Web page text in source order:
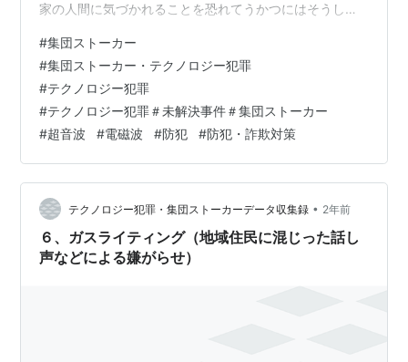
家の人間に気づかれることを恐れてうかつにはそうした
ーは基本的に隠れて犯罪を行うタイプなので、実際に面
と向かって何かをすることについて、実は大した力のな
いのがこういうタイプのセオリーで、実態だと思われま
す。こうした大きな防犯ベルの効果は、相手に逃走を喚
起させますが、 それはあなたに捕まる以外にも、地域の
誰かに姿を見られることからの、犯行の露…
#集団ストーカー
#集団ストーカー・テクノロジー犯罪
#テクノロジー犯罪
#テクノロジー犯罪＃未解決事件＃集団ストーカー
#超音波 #電磁波 #防犯 #防犯・詐欺対策
テクノロジー犯罪・集団ストーカーデータ収集録 • 2年前
６、ガスライティング（地域住民に混じった話し
声などによる嫌がらせ）